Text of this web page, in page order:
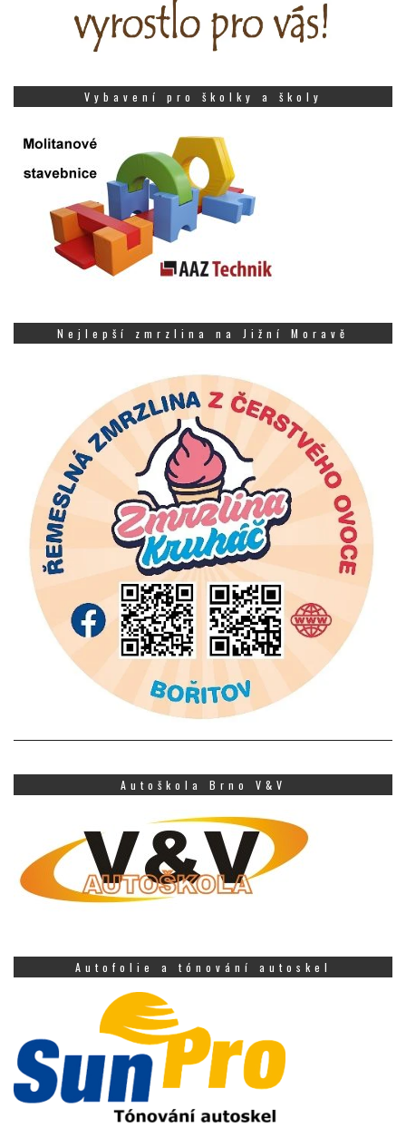
Vybavení pro školky a školy
Nejlepší zmrzlina na Jižní Moravě
Autoškola Brno V&V
Autofolie a tónování autoskel